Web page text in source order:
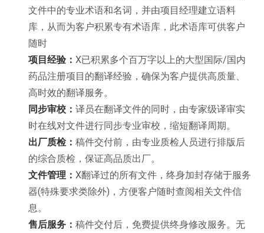
文件中的专业术语和名词，并由项目经理建立语料
库，从而为客户积累专有术语库，此术语库可供客户
随时
项目经验：X已积累多个百万字以上的大型国际/国内
药品注册项目的翻译经验，确保为客户提供高质量、
高时效的翻译服务。
同步审校：译员在翻译文件的同时，由专家级译审实
时在线对文件进行同步专业审校，缩短翻译周期。
出厂质检：稿件交付前，由专业质检人员进行排版后
的综合质检，保证高品质出厂。
文件管理：X翻译过的所有文件，终身加封存储于服务
器(特殊要求类除外)，方便客户随时查阅相关文件信
息。
售后服务：稿件交付后，免费提供终身修改服务。无